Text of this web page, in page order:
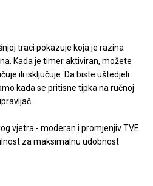
traci pokazuje koja je razina
Kada je timer aktiviran, možete
ili isključuje. Da biste uštedjeli
kada se pritisne tipka na ručnoj
vjetra - moderan i promjenjiv TVE
za maksimalnu udobnost